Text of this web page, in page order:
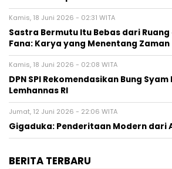
Kamis, 18 Juni 2026 - 02:31 WITA
Sastra Bermutu Itu Bebas dari
Fana: Karya yang Menentang Zaman
Kamis, 18 Juni 2026 - 02:08 WITA
DPN SPI Rekomendasikan Bung
Lemhannas RI
Jumat, 12 Juni 2026 - 22:06 WITA
Gigaduka: Penderitaan Modern dari
BERITA TERBARU